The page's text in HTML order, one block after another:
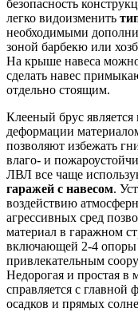
безопасность
легко видоизменить
необходимыми
зоной барбекю или
На крыше навеса
сделать навес
отдельно стоящим.
Клееный брус
деформации
позволяют избежать
влаго- и
ЛВЛ все чаще
гаражей с навесом.
воздействию
агрессивных сред
материал в гаражном
включающей 2-4 опоры
привлекательным
Недорогая и простая в
справляется с
осадков и прямых